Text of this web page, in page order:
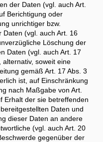
der Daten (vgl. auch Art.
Berichtigung oder
unrichtiger bzw.
Daten (vgl. auch Art. 16
Löschung der
Daten (vgl. auch Art. 17
alternativ, soweit eine
gemäß Art. 17 Abs. 3
ist, auf Einschränkung
nach Maßgabe von Art.
Erhalt der sie betreffenden
Daten und
dieser Daten an andere
(vgl. auch Art. 20
gegenüber der